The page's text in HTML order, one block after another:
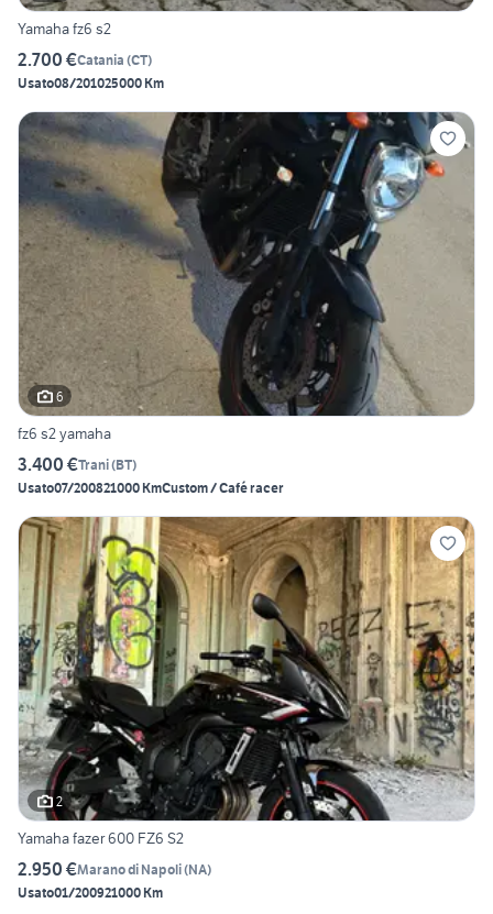
Yamaha fz6 s2
2.700 €Catania (CT)
Usato08/201025000 Km
6
fz6 s2 yamaha
3.400 €Trani(BT)
Usato07/200821000 KmCustom / Café racer
2
Yamaha fazer 600 FZ6 S2
2.950 €Marano di Napoli(NA)
Usato01/200921000 Km